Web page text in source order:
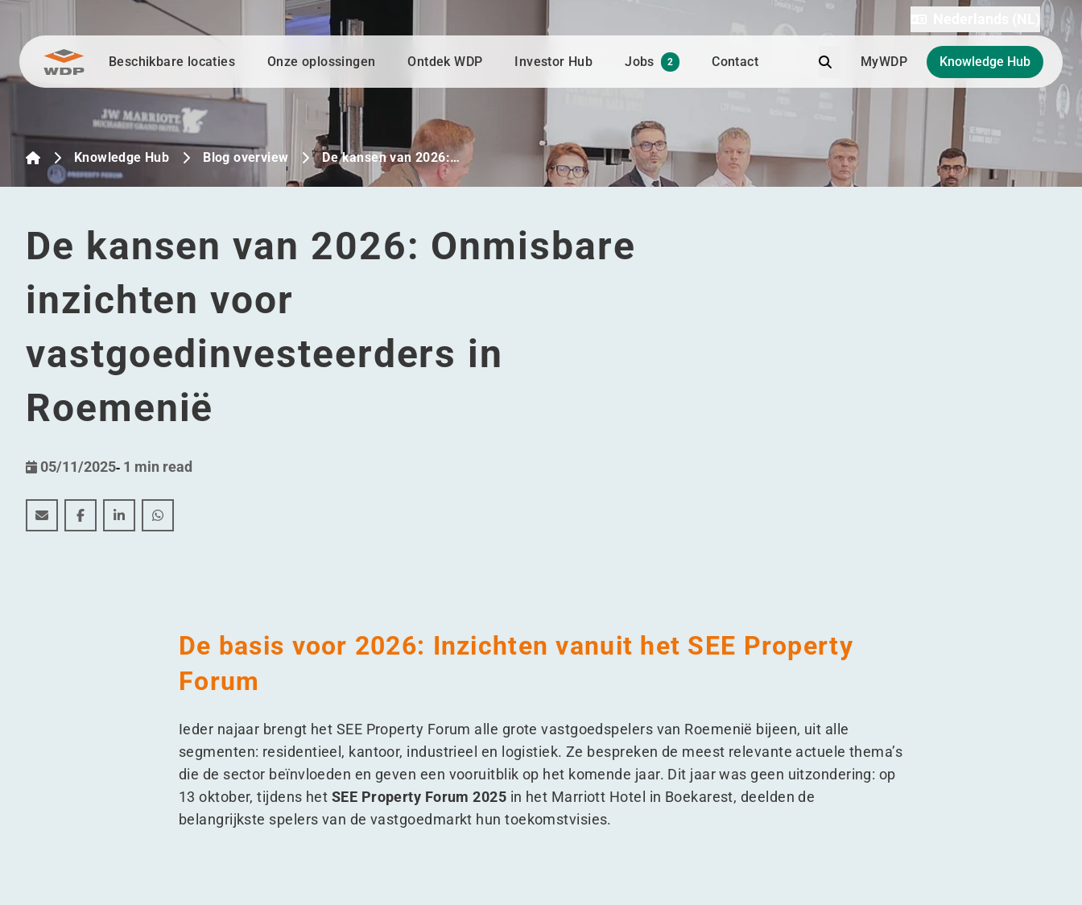
Ga naar inhoudBeschikbare locaties Onze oplossingen Ontdek WDP Investor Hub Jobs 2 Contact ZoekMyWDP Knowledge Hub
Knowledge Hub Blog overview De kansen van 2026:…
De kansen van 2026: Onmisbare
inzichten voor
vastgoedinvesteerders in
Roemenië
05/11/2025- 1 min read
De kansen van 2026: Onmisbare inzichten voor vastgoedinvesteerders in Roemenië
De kansen van 2026: Onmisbare inzichten voor vastgoedinvesteerders in Roemenië
De kansen van 2026: Onmisbare inzichten voor vastgoedinvesteerders in Roemenië
De kansen van 2026: Onmisbare inzichten voor vastgoedinvesteerders in Roemenië
De basis voor 2026: Inzichten vanuit het SEE Property
Forum
Ieder najaar brengt het SEE Property Forum alle grote vastgoedspelers van Roemenië bijeen, uit alle
segmenten: residentieel, kantoor, industrieel en logistiek. Ze bespreken de meest relevante actuele thema’s
die de sector beïnvloeden en geven een vooruitblik op het komende jaar. Dit jaar was geen uitzondering: op
13 oktober, tijdens het SEE Property Forum 2025 in het Marriott Hotel in Boekarest, deelden de
belangrijkste spelers van de vastgoedmarkt hun toekomstvisies.